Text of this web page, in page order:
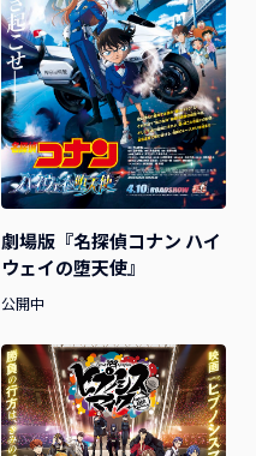
劇場版『名探偵コナン ハイ
ウェイの堕天使』
公開中